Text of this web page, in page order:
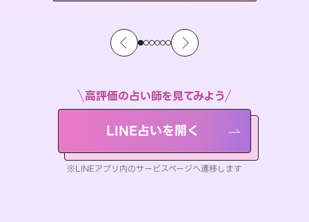
高評価の占い師を見てみよう
LINE占いを開く
※LINEアプリ内のサービスページへ遷移します